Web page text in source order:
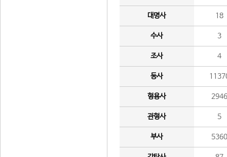
대명사 18
수사 3
조사 4
동사
형용사 2946
관형사 5
부사 5360